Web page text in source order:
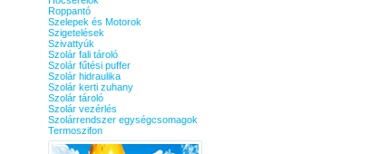
Roppantó
Szelepek és Motorok
Szigetelések
Szivattyúk
Szolár fali tároló
Szolár fűtési puffer
Szolár hidraulika
Szolár kerti zuhany
Szolár tároló
Szolár vezérlés
Szolárrendszer egységcsomagok
Termoszifon